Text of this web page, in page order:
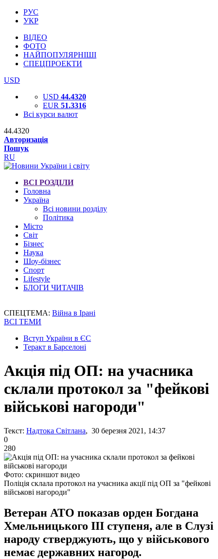
РУС
УКР
ВІДЕО
ФОТО
НАЙПОПУЛЯРНІШІ
СПЕЦПРОЕКТИ
USD
USD 44.4320
EUR 51.3316
Всі курси валют
44.4320
Авторизація
Пошук
RU
ВСІ РОЗДІЛИ
Головна
Україна
Всі новини розділу
Політика
Місто
Світ
Бізнес
Наука
Шоу-бізнес
Спорт
Lifestyle
БЛОГИ ЧИТАЧІВ
СПЕЦТЕМА: Війна в Ірані
ВСІ ТЕМИ
Вступ України в ЄС
Теракт в Барселоні
Акція під ОП: на учасника
склали протокол за "фейкові
військові нагороди"
Текст: Надтока Світлана, 30 березня 2021, 14:37
0
280
Фото: скриншот видео
Поліція склала протокол на учасника акції під ОП за "фейкові
військові нагороди"
Ветеран АТО показав орден Богдана
Хмельницького III ступеня, але в Слузі
народу стверджують, що у військового
немає державних нагород.